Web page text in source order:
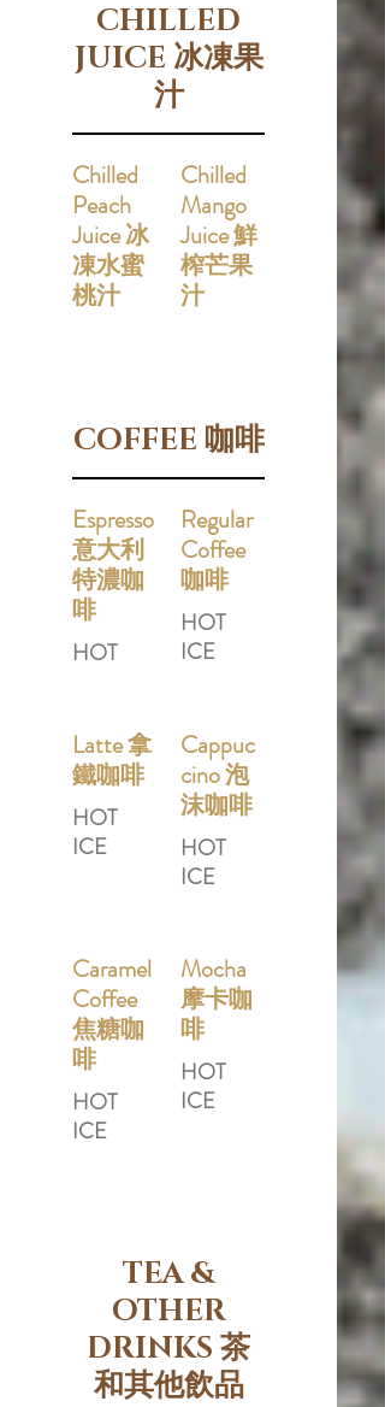
CHILLED
JUICE 冰凍果
汁
Chilled
Peach
Juice 冰
凍水蜜
桃汁
Chilled
Mango
Juice 鮮
榨芒果
汁
COFFEE 咖啡
Espresso
意大利
特濃咖
啡
HOT
Regular
Coffee
咖啡
HOT
ICE
Latte 拿
鐵咖啡
HOT
ICE
Cappuc
cino 泡
沫咖啡
HOT
ICE
Caramel
Coffee
焦糖咖
啡
HOT
ICE
Mocha
摩卡咖
啡
HOT
ICE
TEA &
OTHER
DRINKS 茶
和其他飲品